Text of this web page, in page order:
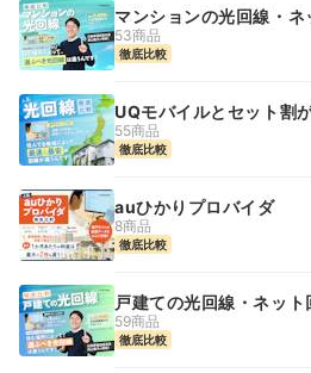
マンションの光回線・ネ
53商品
徹底比較
UQモバイルとセット割
55商品
徹底比較
auひかりプロバイダ
8商品
徹底比較
戸建ての光回線・ネット
59商品
徹底比較